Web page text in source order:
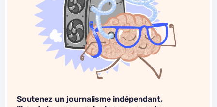
Soutenez un journalisme indépendant,